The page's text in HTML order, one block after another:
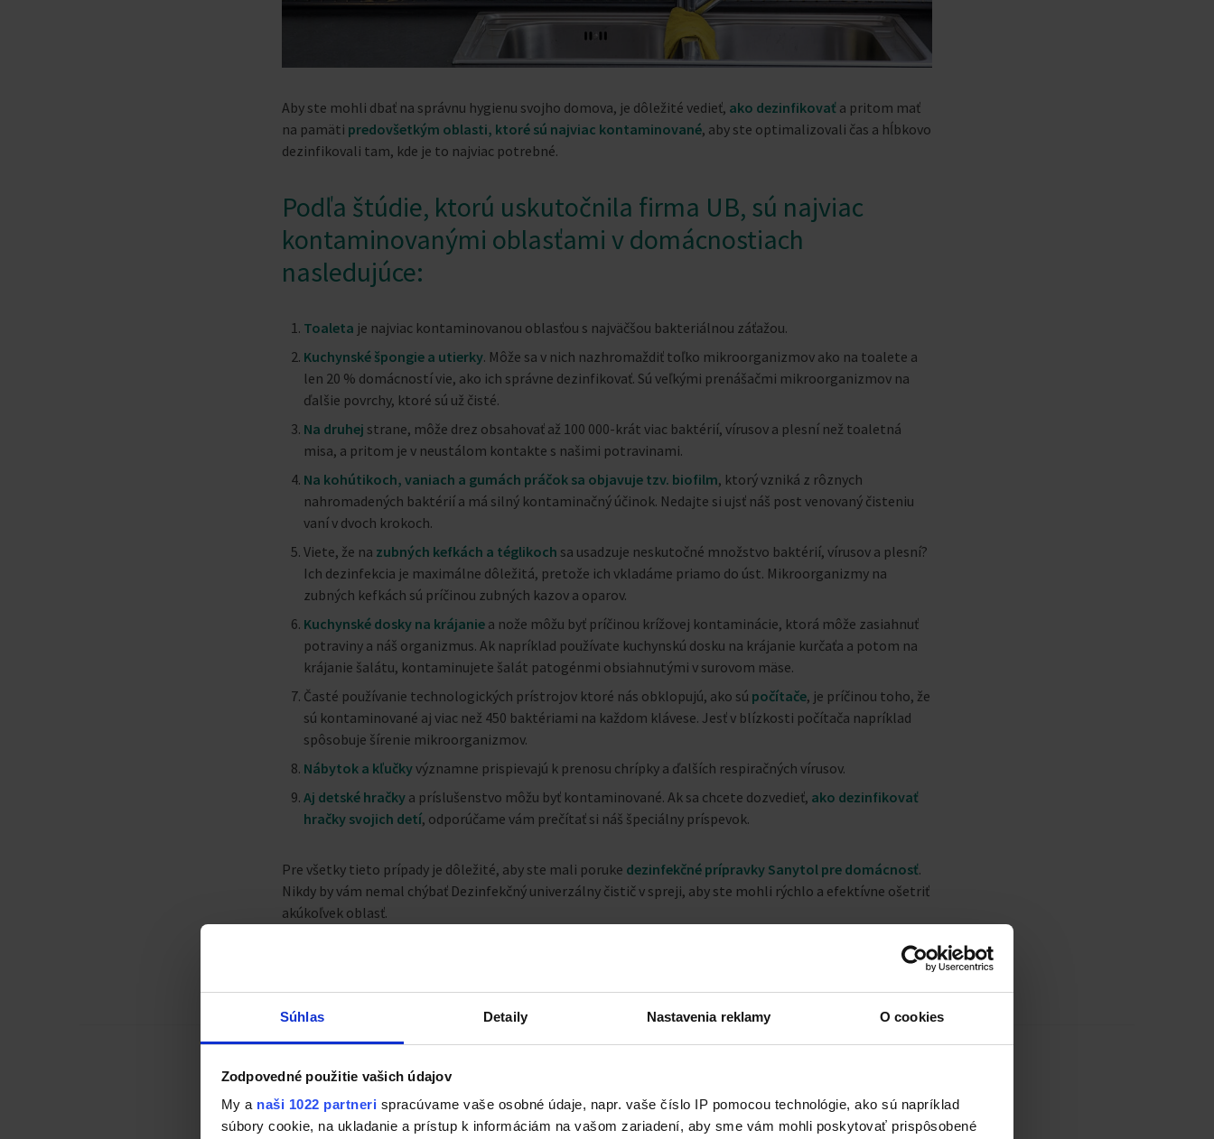
Súhlas Detaily Nastavenia reklamy O cookies
Zodpovedné použitie vašich údajov
My a naši 1022 partneri spracúvame vaše osobné údaje, napr. vaše číslo IP pomocou technológie, ako sú napríklad
súbory cookie, na ukladanie a prístup k informáciám na vašom zariadení, aby sme vám mohli poskytovať prispôsobené
Aby ste mohli dbať na správnu hygienu svojho domova, je dôležité vedieť, ako dezinfikovať a pritom mať
na pamäti predovšetkým oblasti, ktoré sú najviac kontaminované, aby ste optimalizovali čas a hĺbkovo
dezinfikovali tam, kde je to najviac potrebné.
Podľa štúdie, ktorú uskutočnila firma UB, sú najviac
kontaminovanými oblasťami v domácnostiach
nasledujúce:
Toaleta je najviac kontaminovanou oblasťou s najväčšou bakteriálnou záťažou.
Kuchynské špongie a utierky. Môže sa v nich nazhromaždiť toľko mikroorganizmov ako na toalete a
len 20 % domácností vie, ako ich správne dezinfikovať. Sú veľkými prenášačmi mikroorganizmov na
ďalšie povrchy, ktoré sú už čisté.
Na druhej strane, môže drez obsahovať až 100 000-krát viac baktérií, vírusov a plesní než toaletná
misa, a pritom je v neustálom kontakte s našimi potravinami.
Na kohútikoch, vaniach a gumách práčok sa objavuje tzv. biofilm, ktorý vzniká z rôznych
nahromadených baktérií a má silný kontaminačný účinok. Nedajte si ujsť náš post venovaný čisteniu
vaní v dvoch krokoch.
Viete, že na zubných kefkách a téglikoch sa usadzuje neskutočné množstvo baktérií, vírusov a plesní?
Ich dezinfekcia je maximálne dôležitá, pretože ich vkladáme priamo do úst. Mikroorganizmy na
zubných kefkách sú príčinou zubných kazov a oparov.
Kuchynské dosky na krájanie a nože môžu byť príčinou krížovej kontaminácie, ktorá môže zasiahnuť
potraviny a náš organizmus. Ak napríklad používate kuchynskú dosku na krájanie kurčaťa a potom na
krájanie šalátu, kontaminujete šalát patogénmi obsiahnutými v surovom mäse.
Časté používanie technologických prístrojov ktoré nás obklopujú, ako sú počítače, je príčinou toho, že
sú kontaminované aj viac než 450 baktériami na každom klávese. Jesť v blízkosti počítača napríklad
spôsobuje šírenie mikroorganizmov.
Nábytok a kľučkyvýznamne prispievajú k prenosu chrípky a ďalších respiračných vírusov.
Aj detské hračky a príslušenstvo môžu byť kontaminované. Ak sa chcete dozvedieť, ako dezinfikovať
hračky svojich detí, odporúčame vám prečítať si náš špeciálny príspevok.
Pre všetky tieto prípady je dôležité, aby ste mali poruke dezinfekčné prípravky Sanytol pre domácnosť.
Nikdy by vám nemal chýbať Dezinfekčný univerzálny čistič v spreji, aby ste mohli rýchlo a efektívne ošetriť
akúkoľvek oblasť.
Dezinfikovať domácnosť je ľahké, ak viete, ktoré oblasti sú najviac kontaminované, aby ste mohli zničiť
Produkty, ktoré by vás mohli zaujímať